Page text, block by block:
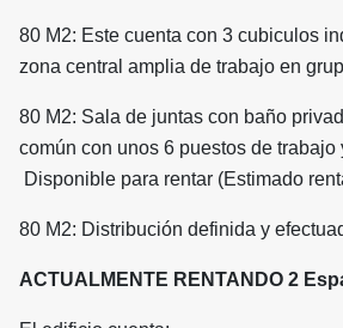
80 M2: Este cuenta con 3 cubiculos
zona central amplia de trabajo en
80 M2: Sala de juntas con baño
común con unos 6 puestos de trabajo
Disponible para rentar (Estimado
80 M2: Distribución definida y
ACTUALMENTE RENTANDO 2